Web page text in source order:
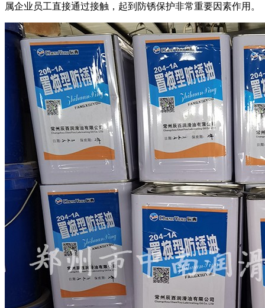
属企业员工直接通过接触，起到防锈保护非常重要因素作用。